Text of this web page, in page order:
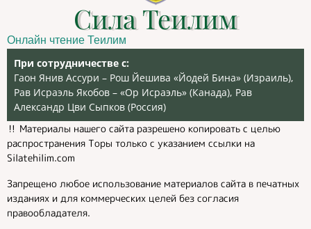
Сила Теилим
Онлайн чтение Теилим
При сотрудничестве с:
Гаон Янив Ассури – Рош Йешива «Йодей Бина» (Израиль),
Рав Исраэль Якобов – «Ор Исраэль» (Канада), Рав
Александр Цви Сыпков (Россия)
‼️ Материалы нашего сайта разрешено копировать с целью
распространения Торы только с указанием ссылки на
Silatehilim.com
Запрещено любое использование материалов сайта в печатных
изданиях и для коммерческих целей без согласия
правообладателя.